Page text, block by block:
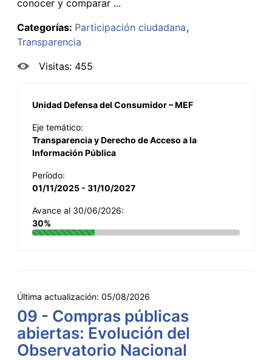
conocer y comparar ...
Categorías: Participación ciudadana
Transparencia
Visitas: 455
Unidad Defensa del Consumidor – MEF
Eje temático:
Transparencia y Derecho de Acceso a la
Información Pública
Período:
01/11/2025 - 31/10/2027
Avance al 30/06/2026:
30%
Última actualización: 05/08/2026
09 - Compras públicas
abiertas: Evolución del
Observatorio Nacional